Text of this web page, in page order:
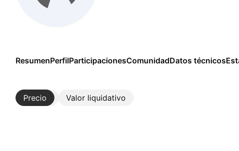
ResumenPerfilParticipacionesComunidadDatos técnicos
Precio Valor liquidativo
Más